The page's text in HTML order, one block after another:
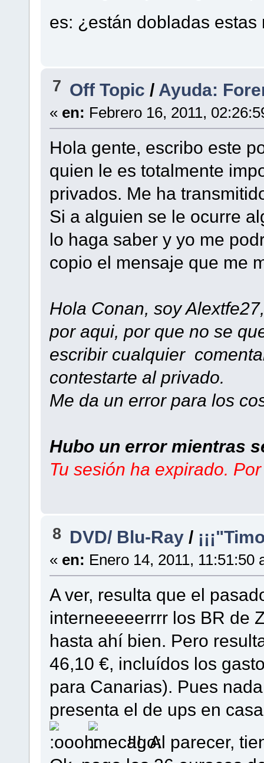
es: ¿están dobladas
7 Off Topic / Ayuda:
« en: Febrero 16, 2011,
Hola gente, escribo este
quien le es totalmente
privados. Me ha
Si a alguien se le ocurre
lo haga saber y yo me
copio el mensaje que me
Hola Conan, soy
por aqui, por que no se
escribir cualquier
contestarte al privado.
Me da un error para los
Hubo un error mientras
Tu sesión ha expirado.
8 DVD/ Blu-Ray /
« en: Enero 14, 2011, 11:51:50
A ver, resulta que el
interneeeeerrrr los BR de
hasta ahí bien. Pero
46,10 €, incluídos los
para Canarias). Pues
presenta el de ups en
!!!. Al parecer,